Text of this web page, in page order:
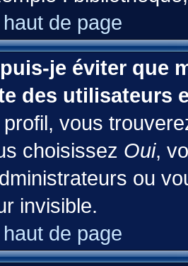
de page
je éviter que
des utilisateurs
vous
choisissez Oui,
ou
invisible.
de page